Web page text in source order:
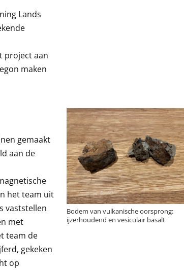
Lands
project aan
maken
gemaakt
aan de
het team uit
vaststellen
met
team de
gekeken
op
Bodem van vulkanische oorsprong:
ijzerhoudend en vesiculair basalt